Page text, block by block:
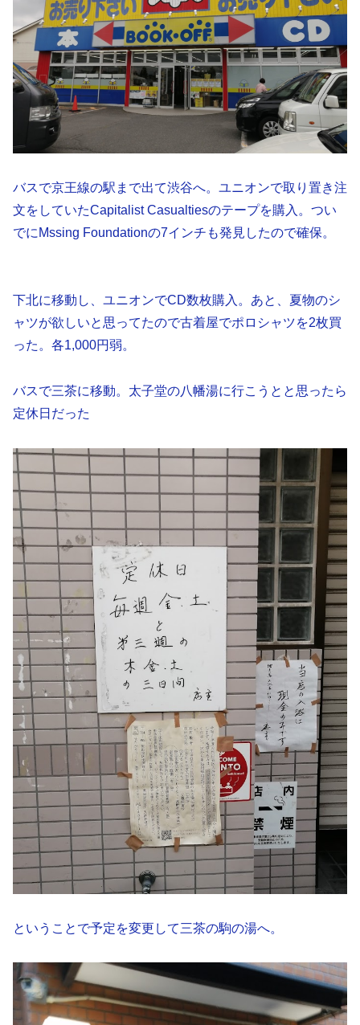
バスで京王線の駅まで出て渋谷へ。ユニオンで取り置き注
文をしていたCapitalist Casualtiesのテープを購入。つい
でにMssing Foundationの7インチも発見したので確保。
下北に移動し、ユニオンでCD数枚購入。あと、夏物のシ
ャツが欲しいと思ってたので古着屋でポロシャツを2枚買
った。各1,000円弱。
バスで三茶に移動。太子堂の八幡湯に行こうとと思ったら
定休日だった
ということで予定を変更して三茶の駒の湯へ。